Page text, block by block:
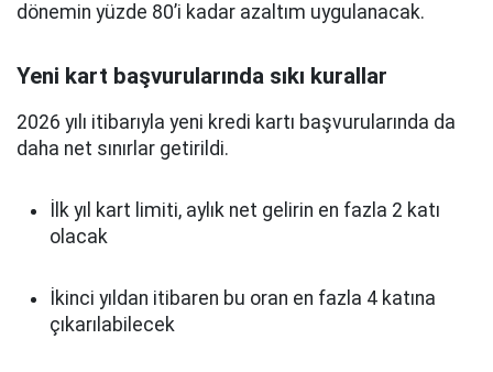
dönemin yüzde 80’i kadar azaltım uygulanacak.
Yeni kart başvurularında sıkı kurallar
2026 yılı itibarıyla yeni kredi kartı başvurularında da
daha net sınırlar getirildi.
İlk yıl kart limiti, aylık net gelirin en fazla 2 katı
olacak
İkinci yıldan itibaren bu oran en fazla 4 katına
çıkarılabilecek